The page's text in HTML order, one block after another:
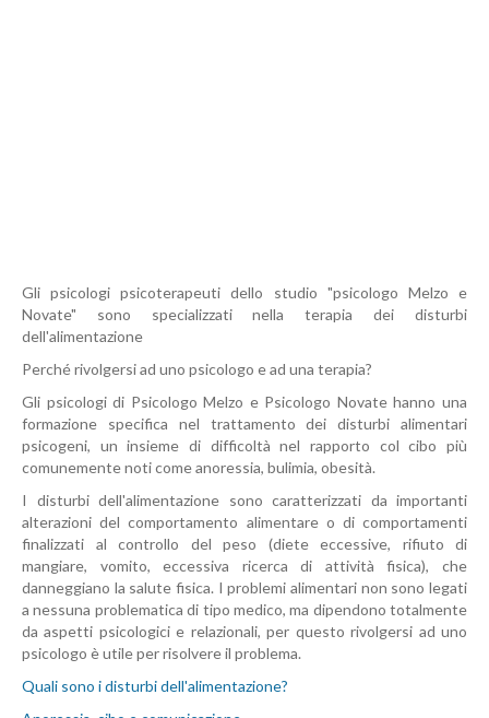
Gli psicologi psicoterapeuti dello studio "psicologo Melzo e
Novate" sono specializzati nella terapia dei disturbi
dell'alimentazione
Perché rivolgersi ad uno psicologo e ad una terapia?
Gli psicologi di Psicologo Melzo e Psicologo Novate hanno una
formazione specifica nel trattamento dei disturbi alimentari
psicogeni, un insieme di difficoltà nel rapporto col cibo più
comunemente noti come anoressia, bulimia, obesità.
I disturbi dell'alimentazione sono caratterizzati da importanti
alterazioni del comportamento alimentare o di comportamenti
finalizzati al controllo del peso (diete eccessive, rifiuto di
mangiare, vomito, eccessiva ricerca di attività fisica), che
danneggiano la salute fisica. I problemi alimentari non sono legati
a nessuna problematica di tipo medico, ma dipendono totalmente
da aspetti psicologici e relazionali, per questo rivolgersi ad uno
psicologo è utile per risolvere il problema.
Quali sono i disturbi dell'alimentazione?